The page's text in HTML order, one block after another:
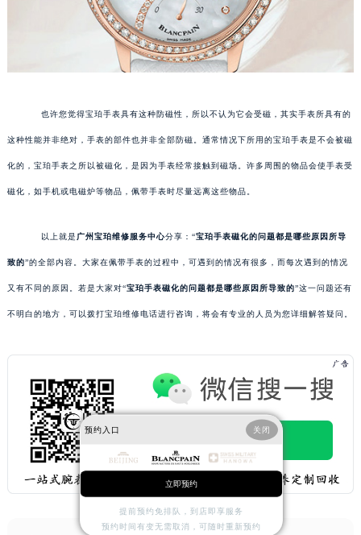
也许您觉得宝珀手表具有这种防磁性，所以不认为它会受磁，其实手表所具有的
这种性能并非绝对，手表的部件也并非全部防磁。通常情况下所用的宝珀手表是不会被磁
化的，宝珀手表之所以被磁化，是因为手表经常接触到磁场。许多周围的物品会使手表受
磁化，如手机或电磁炉等物品，佩带手表时尽量远离这些物品。
以上就是 广州宝珀维修服务中心分享：“宝珀手表磁化的问题都是哪些原因所导
致的”的全部内容。大家在佩带手表的过程中，可遇到的情况有很多，而每次遇到的情况
又有不同的原因。若是大家对“宝珀手表磁化的问题都是哪些原因所导致的”这一问题还有
不明白的地方，可以拨打宝珀维修电话进行咨询，将会有专业的人员为您详细解答疑问。
预约入口 关闭
立即预约
提前预约免排队，到店即享服务
预约时间有变无需取消，可随时重新预约